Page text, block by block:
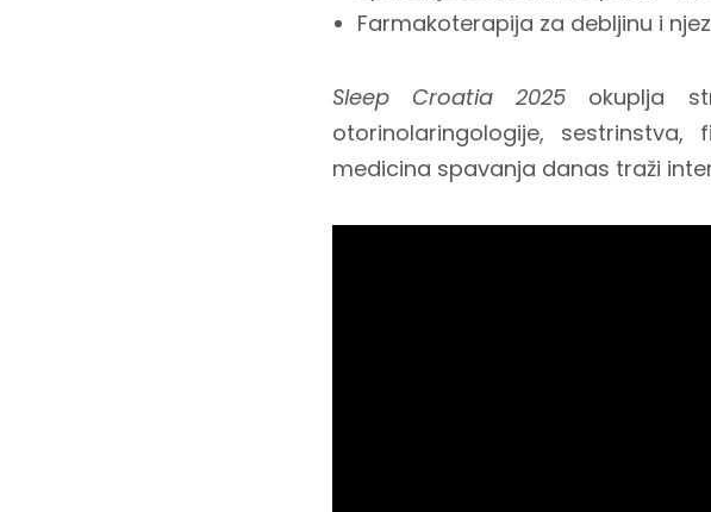
Farmakoterapija za debljinu i
Sleep Croatia 2025 okuplja
otorinolaringologije,
medicina spavanja danas traži